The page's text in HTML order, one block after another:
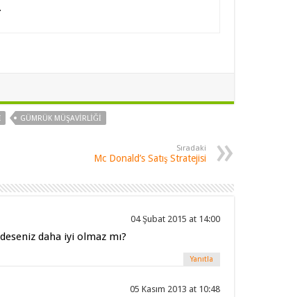
GÜMRÜK MÜŞAVIRLIĞI
Sıradaki
Mc Donald’s Satış Stratejisi
04 Şubat 2015 at 14:00
daha iyi olmaz mı?
Yanıtla
05 Kasım 2013 at 10:48